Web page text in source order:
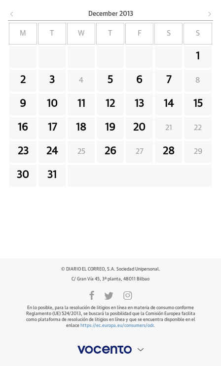
December 2013
M T W T F S S
1
2 3 4 5 6 7 8
9 10 11 12 13 14 15
16 17 18 19 20 21 22
23 24 25 26 27 28 29
30 31
© DIARIO EL CORREO, S.A. Sociedad Unipersonal.
C/ Gran Vía 45, 3ª planta, 48011 Bilbao
En lo posible, para la resolución de litigios en línea en materia de consumo conforme
Reglamento (UE) 524/2013, se buscará la posibilidad que la Comisión Europea facilita
como plataforma de resolución de litigios en línea y que se encuentra disponible en el
enlace https://ec.europa.eu/consumers/odr.